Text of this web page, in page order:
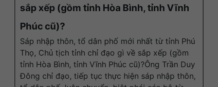
sắp xếp (gồm tỉnh Hòa Bình, tỉnh Vĩnh
Phúc cũ)?
Sáp nhập thôn, tổ dân phố mới nhất từ tỉnh Phú
Thọ, Chủ tịch tỉnh chỉ đạo gì về sắp xếp (gồm
tỉnh Hòa Bình, tỉnh Vĩnh Phúc cũ)?Ông Trần Duy
Đông chỉ đạo, tiếp tục thực hiện sáp nhập thôn,